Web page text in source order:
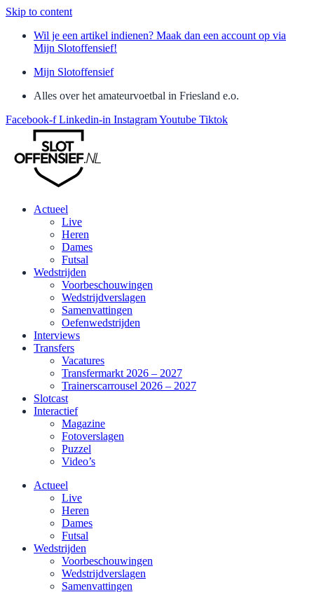
Skip to content
Wil je een artikel indienen? Maak dan een account op via
Mijn Slotoffensief!
Mijn Slotoffensief
Alles over het amateurvoetbal in Friesland e.o.
Facebook-f Linkedin-in InstagramYoutube Tiktok
Actueel
Live
Heren
Dames
Futsal
Wedstrijden
Voorbeschouwingen
Wedstrijdverslagen
Samenvattingen
Oefenwedstrijden
Interviews
Transfers
Vacatures
Transfermarkt 2026 – 2027
Trainerscarrousel 2026 – 2027
Slotcast
Interactief
Magazine
Fotoverslagen
Puzzel
Video’s
Actueel
Live
Heren
Dames
Futsal
Wedstrijden
Voorbeschouwingen
Wedstrijdverslagen
Samenvattingen